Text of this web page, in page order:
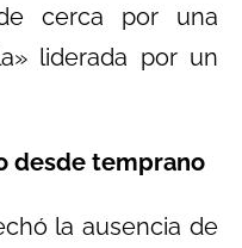
cerca por una
liderada por un
desde temprano
la ausencia de